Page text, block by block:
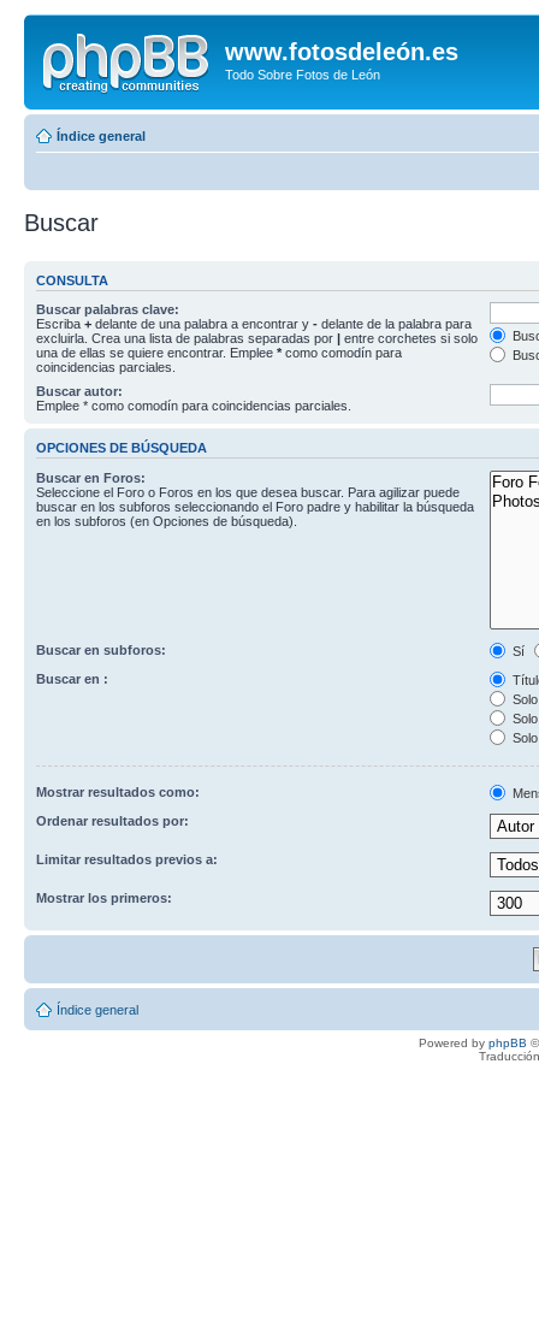
www.fotosdeleón.es
Todo Sobre Fotos de León
Índice general
Buscar
CONSULTA
Buscar palabras clave:
Escriba + delante de una palabra a encontrar y - delante de la palabra para
excluirla. Crea una lista de palabras separadas por | entre corchetes si solo
una de ellas se quiere encontrar. Emplee * como comodín para
coincidencias parciales.
Buscar autor:
Emplee * como comodín para coincidencias parciales.
OPCIONES DE BÚSQUEDA
Buscar en Foros:
Seleccione el Foro o Foros en los que desea buscar. Para agilizar puede
buscar en los subforos seleccionando el Foro padre y habilitar la búsqueda
en los subforos (en Opciones de búsqueda).
Buscar en subforos:
Sí
Buscar en :
Mostrar resultados como:
Ordenar resultados por:
Limitar resultados previos a:
Mostrar los primeros:
Índice general
Powered by phpBB